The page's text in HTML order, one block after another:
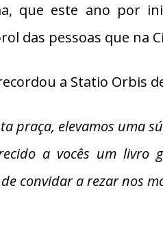
que este ano por
das pessoas que na
a Statio Orbis
praça, elevamos uma
a vocês um livro
convidar a rezar nos